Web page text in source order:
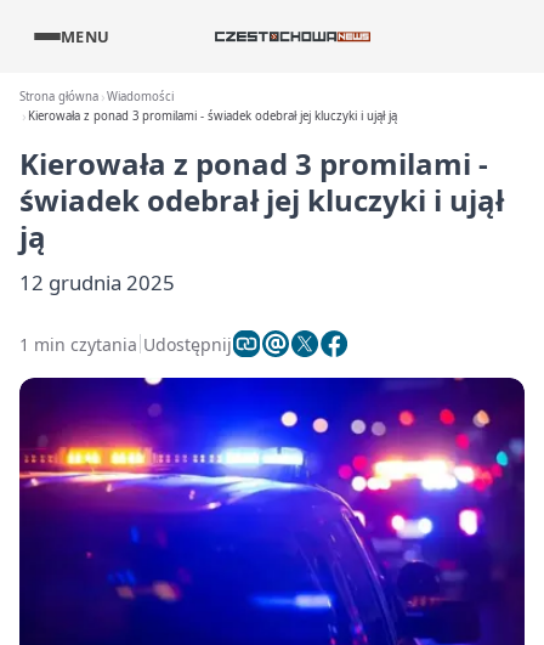
MENU
Strona główna Wiadomości
Kierowała z ponad 3 promilami - świadek odebrał jej kluczyki i ujął ją
Kierowała z ponad 3 promilami -
świadek odebrał jej kluczyki i ujął
ją
12 grudnia 2025
1 min czytania Udostępnij